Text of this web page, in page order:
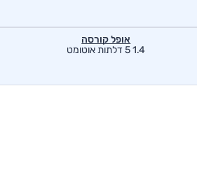
אופל קורסה
1.4 5 דלתות אוטומט